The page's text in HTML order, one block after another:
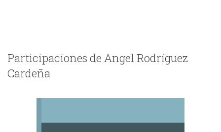
Participaciones de Angel Rodríguez
Cardeña